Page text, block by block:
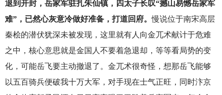
退到开封，岳家军驻扎朱仙镇，四太子长叹“撼山易憾岳家军
难”，已然心灰意冷做好准备，打道回府。慢说位于南宋高层
秦桧的潜伏犹深未被发现，这里就有人向金兀术献计于危难
之中，核心意思就是金国人不要着急退却，等等看局势的变
化，可能岳飞要主动撤退了。金兀术很奇怪，想那岳飞能够
以五百骑兵便破我十万大军，对手现在士气正旺，同时汴京